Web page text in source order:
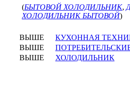
(БЫТОВОЙ ХОЛОДИЛЬНИК,
ХОЛОДИЛЬНИК БЫТОВОЙ)
ВЫШЕ
КУХОННАЯ
ВЫШЕ
ВЫШЕ
ХОЛОДИЛЬНИК